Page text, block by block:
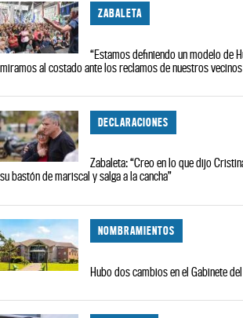
ZABALETA
“Estamos definiendo un modelo de
miramos al costado ante los reclamos de nuestros
DECLARACIONES
Zabaleta: “Creo en lo que dijo
su bastón de mariscal y salga a la cancha”
NOMBRAMIENTOS
Hubo dos cambios en el Gabinete